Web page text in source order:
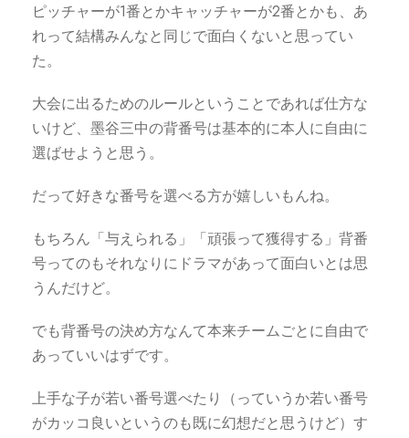
ピッチャーが1番とかキャッチャーが2番とかも、あ
れって結構みんなと同じで面白くないと思ってい
た。
大会に出るためのルールということであれば仕方な
いけど、墨谷三中の背番号は基本的に本人に自由に
選ばせようと思う。
だって好きな番号を選べる方が嬉しいもんね。
もちろん「与えられる」「頑張って獲得する」背番
号ってのもそれなりにドラマがあって面白いとは思
うんだけど。
でも背番号の決め方なんて本来チームごとに自由で
あっていいはずです。
上手な子が若い番号選べたり（っていうか若い番号
がカッコ良いというのも既に幻想だと思うけど）す